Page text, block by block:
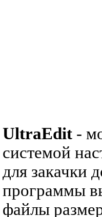
UltraEdit -
системой
для закачки
программы
файлы